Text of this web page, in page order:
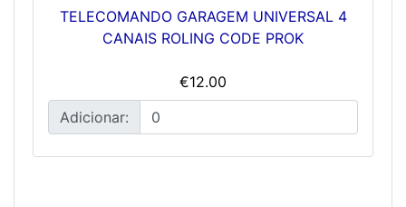
TELECOMANDO GARAGEM UNIVERSAL 4
CANAIS ROLING CODE PROK
€12.00
Adicionar: